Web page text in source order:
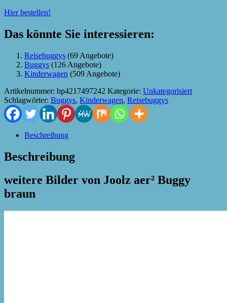
Hier bestellen!
Das könnte Sie interessieren:
Reisebuggys (69 Angebote)
Buggys (126 Angebote)
Kinderwagen (509 Angebote)
Artikelnummer: bp4217497242 Kategorie: Unkategorisiert
Schlagwörter: Buggys, Kinderwagen, Reisebuggys
Beschreibung
Beschreibung
weitere Bilder von Joolz aer² Buggy
braun